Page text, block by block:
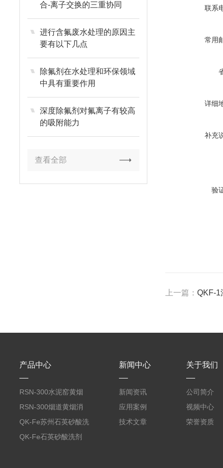
合-离子交换的三重协同
进行含氟废水处理的原因主
要有以下几点
除氟剂在水处理和环保领域
中具有重要作用
深度除氟剂对氟离子有较高
的吸附能力
查看全部
联系
常用
详细
补充
验
上一篇：QKF-1
产品中心
RSN-300水泥窑黄烟
消除剂
RSN-300烟道黄烟消
除剂销售
QK-Fe苏州石英砂酸洗
剂
QK-Fe石英砂酸洗剂
新闻中心
新闻资讯
应用案例
技术文章
关于我们
公司简介
视频中心
荣誉资质